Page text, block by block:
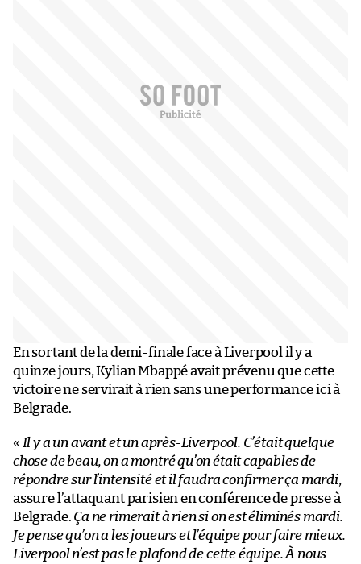
En sortant de la demi-finale face à Liverpool il y a
quinze jours, Kylian Mbappé avait prévenu que cette
victoire ne servirait à rien sans une performance ici à
Belgrade.
« Il y a un avant et un après-Liverpool. C’était quelque
chose de beau, on a montré qu’on était capables de
répondre sur l’intensité et il faudra confirmer ça mardi,
assure l’attaquant parisien en conférence de presse à
Belgrade. Ça ne rimerait à rien si on est éliminés mardi.
Je pense qu’on a les joueurs et l’équipe pour faire mieux.
Liverpool n’est pas le plafond de cette équipe. À nous